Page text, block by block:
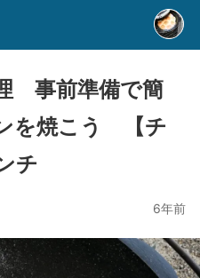
事前準備で簡
を焼こう 【チ
チ
6年前